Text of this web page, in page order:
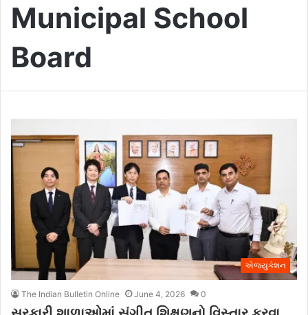
Municipal School
Board
એજ્યુકેશન
The Indian Bulletin Online June 4, 2026 0